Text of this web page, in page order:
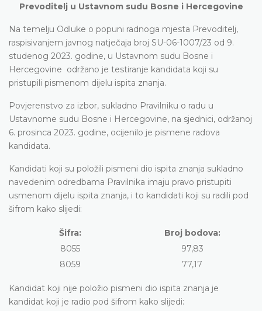
Prevoditelj u Ustavnom sudu Bosne i Hercegovine
Na temelju Odluke o popuni radnoga mjesta Prevoditelj,
raspisivanjem javnog natječaja broj SU-06-1007/23 od 9.
studenog 2023. godine, u Ustavnom sudu Bosne i
Hercegovine održano je testiranje kandidata koji su
pristupili pismenom dijelu ispita znanja.
Povjerenstvo za izbor, sukladno Pravilniku o radu u
Ustavnome sudu Bosne i Hercegovine, na sjednici, održanoj
6. prosinca 2023. godine, ocijenilo je pismene radova
kandidata.
Kandidati koji su položili pismeni dio ispita znanja sukladno
navedenim odredbama Pravilnika imaju pravo pristupiti
usmenom dijelu ispita znanja, i to kandidati koji su radili pod
šifrom kako slijedi:
Šifra:
Broj bodova:
8055
97,83
8059
77,17
Kandidat koji nije položio pismeni dio ispita znanja je
kandidat koji je radio pod šifrom kako slijedi: